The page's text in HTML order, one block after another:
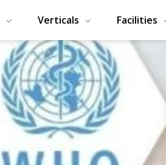
Verticals Facilities